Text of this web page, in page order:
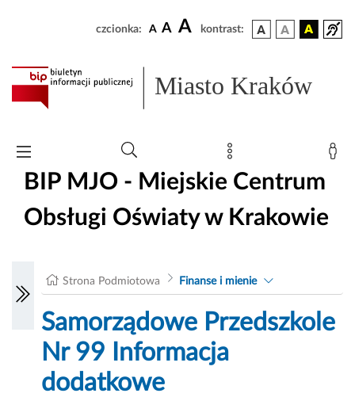
czcionka: A A A kontrast:
Miasto Kraków
BIP MJO - Miejskie Centrum
Obsługi Oświaty w Krakowie
Strona Podmiotowa Finanse i mienie
Samorządowe Przedszkole
Nr 99 Informacja
dodatkowe